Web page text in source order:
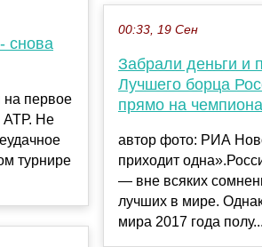
снова
на первое
АТР. Не
турнире
00:33, 19 Сен
Забрали деньги и
Лучшего борца
прямо на
автор фото: РИА
приходит
— вне всяких
лучших в мире.
мира 2017 года полу...